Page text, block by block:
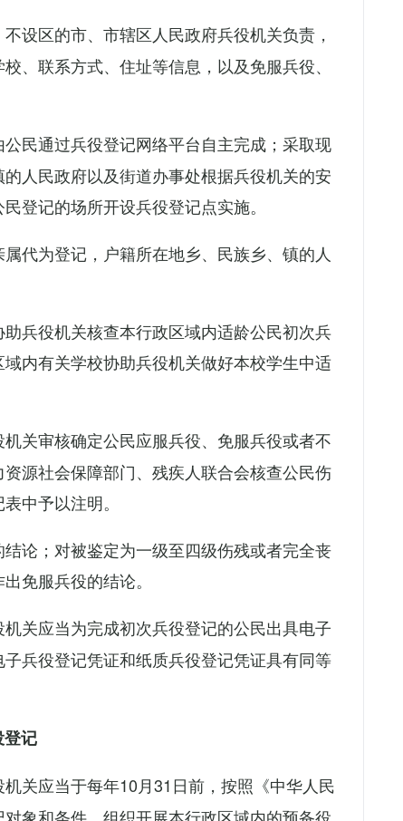
设区的市、市辖区人民政府兵役机关负责，
、联系方式、住址等信息，以及免服兵役、
民通过兵役登记网络平台自主完成；采取现
人民政府以及街道办事处根据兵役机关的安
登记的场所开设兵役登记点实施。
代为登记，户籍所在地乡、民族乡、镇的人
兵役机关核查本行政区域内适龄公民初次兵
内有关学校协助兵役机关做好本校学生中适
关审核确定公民应服兵役、免服兵役或者不
源社会保障部门、残疾人联合会核查公民伤
中予以注明。
论；对被鉴定为一级至四级伤残或者完全丧
免服兵役的结论。
关应当为完成初次兵役登记的公民出具电子
兵役登记凭证和纸质兵役登记凭证具有同等
记
关应当于每年10月31日前，按照《中华人民